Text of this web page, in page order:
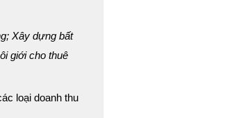
Xây dựng bất
giới cho thuê
loại doanh thu